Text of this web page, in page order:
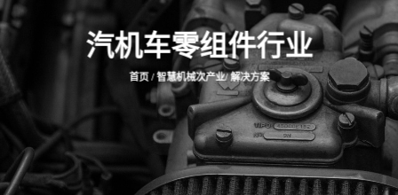
汽机车零组件行业
首页/ 智慧机械次产业/ 解决方案